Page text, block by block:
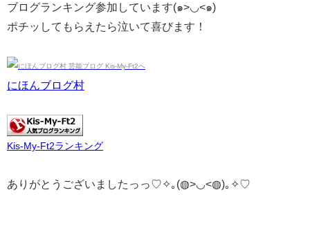
ブログランキング参加しています(๑>◡<๑)
ポチッしてもらえたら泣いて喜びます！
にほんブログ村
Kis-My-Ft2ランキング
ありがとうございましたっっ♡✧｡(◍>◡<◍)｡✧♡